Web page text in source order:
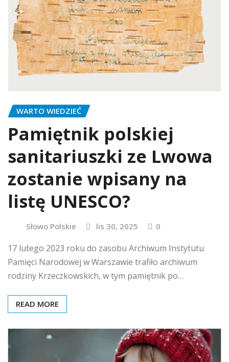
WARTO WIEDZIEĆ
Pamiętnik polskiej
sanitariuszki ze Lwowa
zostanie wpisany na
listę UNESCO?
Słowo Polskie lis 30, 2025 0
17 lutego 2023 roku do zasobu Archiwum Instytutu
Pamięci Narodowej w Warszawie trafiło archiwum
rodziny Krzeczkowskich, w tym pamiętnik po…
READ MORE